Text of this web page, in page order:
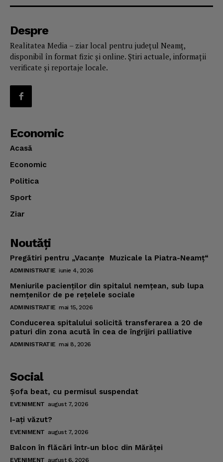
Despre
Realitatea Media – ziar local pentru județul Neamț,
disponibil în format fizic și online. Știri actuale, informații
verificate și reportaje locale.
Economic
Acasă
Economic
Politica
Sport
Ziar
Noutăţi
Pregătiri pentru „Vacanţe Muzicale la Piatra-Neamţ“
ADMINISTRATIE iunie 4, 2026
Meniurile pacienţilor din spitalul nemţean, sub lupa
nemţenilor de pe reţelele sociale
ADMINISTRATIE mai 15, 2026
Conducerea spitalului solicită transferarea a 20 de
paturi din zona acută în cea de îngrijiri palliative
ADMINISTRATIE mai 8, 2026
Social
Şofa beat, cu permisul suspendat
EVENIMENT august 7, 2026
I-aţi văzut?
EVENIMENT august 7, 2026
Balcon în flăcări într-un bloc din Mărăţei
EVENIMENT august 6, 2026